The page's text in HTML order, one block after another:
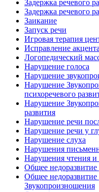
Задержка речевого
Задержка речевого
Заикание
Запуск речи
Игровая терапия
Исправление акцента
Логопедический
Нарушение голоса
Нарушение
Нарушение
психоречевого
Нарушение
развития
Нарушение речи
Нарушение речи у
Нарушение слуха
Нарушения
Нарушения чтения и
Общее недоразвитие
Общее
Звукопроизношения